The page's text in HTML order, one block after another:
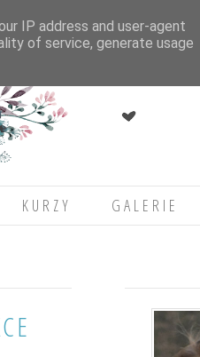
KURZY GALERIE
IP address and user-agent
of service, generate usage